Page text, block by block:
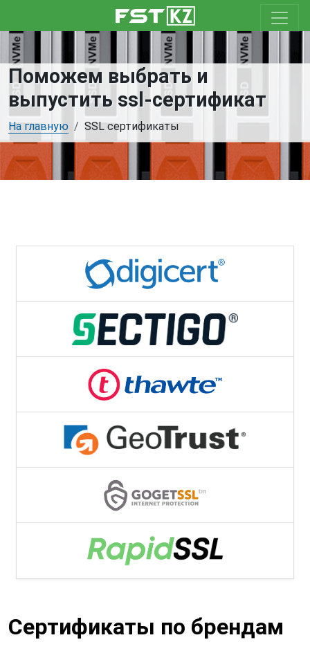
Поможем выбрать и
выпустить ssl-сертификат
На главную SSL сертификаты
Сертификаты по брендам